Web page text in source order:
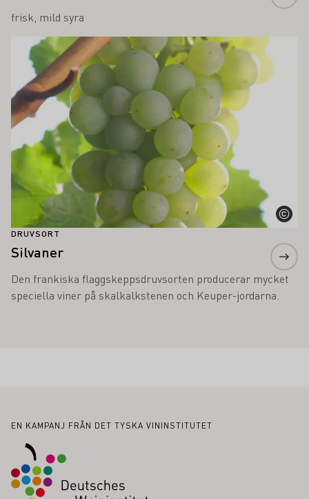
frisk, mild syra
DRUVSORT
Silvaner
Den frankiska flaggskeppsdruvsorten producerar mycket
speciella viner på skalkalkstenen och Keuper-jordarna.
Läs mer om detta
Sidfot
EN KAMPANJ FRÅN DET TYSKA VININSTITUTET